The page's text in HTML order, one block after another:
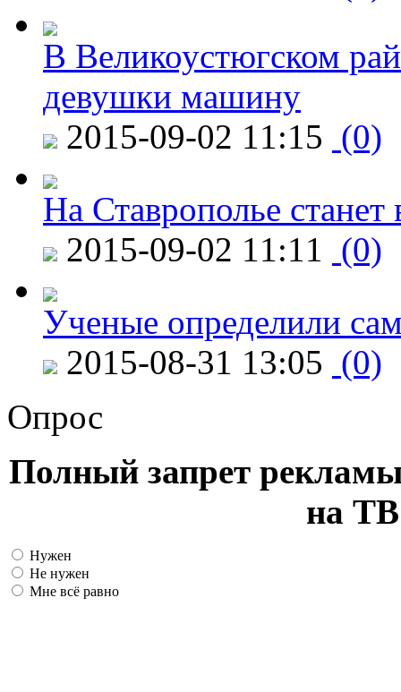
В Великоустюгском
девушки машину
2015-09-02 11:15 (0)
На Ставрополье
2015-09-02 11:11 (0)
Ученые определили
2015-08-31 13:05 (0)
Опрос
Полный запрет
на ТВ
Нужен
Не нужен
Мне всё равно